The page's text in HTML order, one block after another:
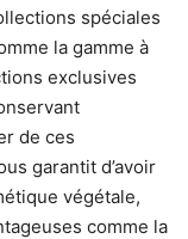
spéciales
la gamme à
exclusives
de ces
garantit d’avoir
végétale,
comme la